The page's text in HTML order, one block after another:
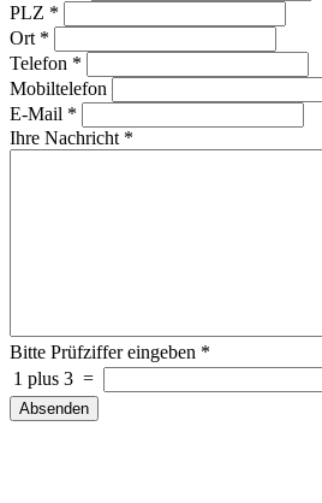
PLZ *
Ort *
Telefon *
Mobiltelefon
E-Mail *
Ihre Nachricht *
Bitte Prüfziffer eingeben *
1 plus 3 =
Absenden